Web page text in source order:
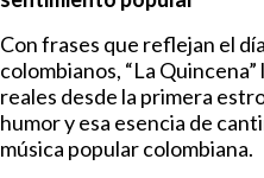
Con frases que reflejan el
colombianos, “La
reales desde la primera
humor y esa esencia de
música popular colombiana.